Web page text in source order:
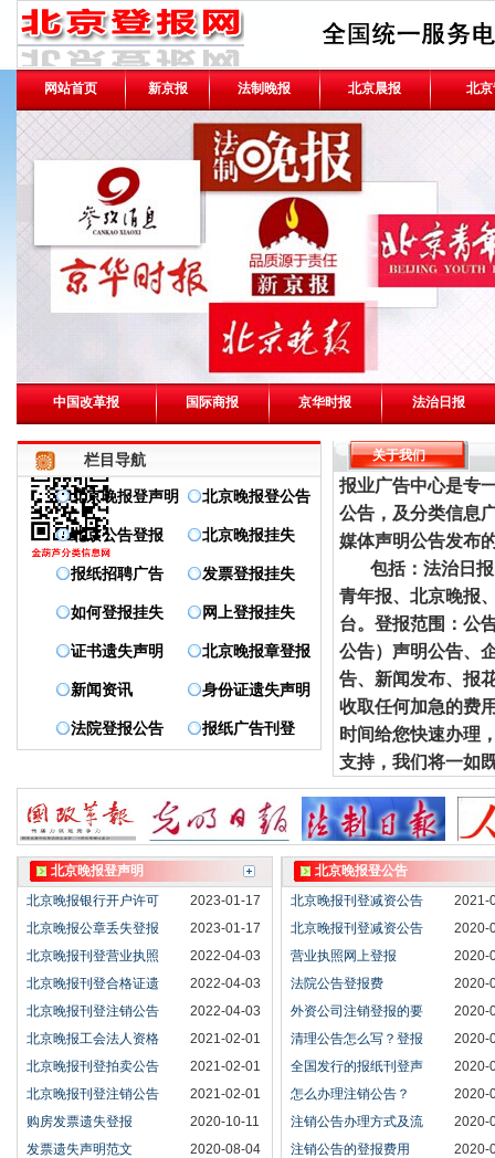
网站首页 新京报 法制晚报 北京晨报 北京
中国改革报 国际商报 京华时报 法治日报
栏目导航
北京晚报登声明 北京晚报登公告
北京公告登报 北京晚报挂失
报纸招聘广告 发票登报挂失
如何登报挂失 网上登报挂失
证书遗失声明 北京晚报章登报
新闻资讯 身份证遗失声明
法院登报公告 报纸广告刊登
关于我们
报业广告中心是专
公告，及分类信息
媒体声明公告发布
包括：法治日报
青年报、北京晚报
台。登报范围：公
公告）声明公告、
告、新闻发布、报
收取任何加急的费
时间给您快速办理
支持，我们将一如
北京晚报登声明
北京晚报银行开户许可
2023-01-17
北京晚报公章丢失登报
2023-01-17
北京晚报刊登营业执照
2022-04-03
北京晚报刊登合格证遗
2022-04-03
北京晚报刊登注销公告
2022-04-03
北京晚报工会法人资格
2021-02-01
北京晚报刊登拍卖公告
2021-02-01
北京晚报刊登注销公告
2021-02-01
购房发票遗失登报
2020-10-11
发票遗失声明范文
2020-08-04
北京晚报登公告
北京晚报刊登减资公告
2021-
北京晚报刊登减资公告
2020-
营业执照网上登报
2020-
法院公告登报费
2020-
外资公司注销登报的要
2020-
清理公告怎么写？登报
2020-
全国发行的报纸刊登声
2020-
怎么办理注销公告？
2020-
注销公告办理方式及流
2020-
注销公告的登报费用
2020-